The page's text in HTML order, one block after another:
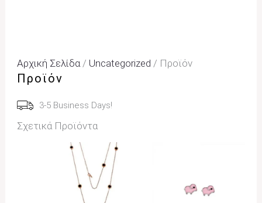
Αρχική Σελίδα / Uncategorized / Προϊόν
Προϊόν
3-5 Business Days!
Σχετικά Προϊόντα